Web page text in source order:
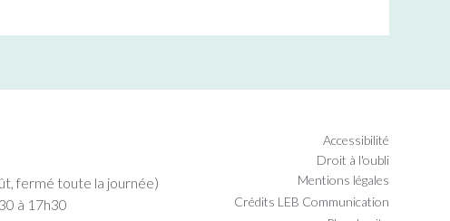
fermé toute la journée)
à 17h30
Accessibilité
Droit à l'oubli
Mentions légales
Crédits LEB Communication